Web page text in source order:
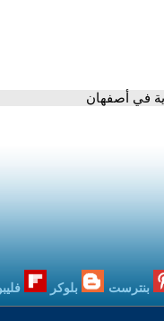
في أصفهان
بنترست بلوكر